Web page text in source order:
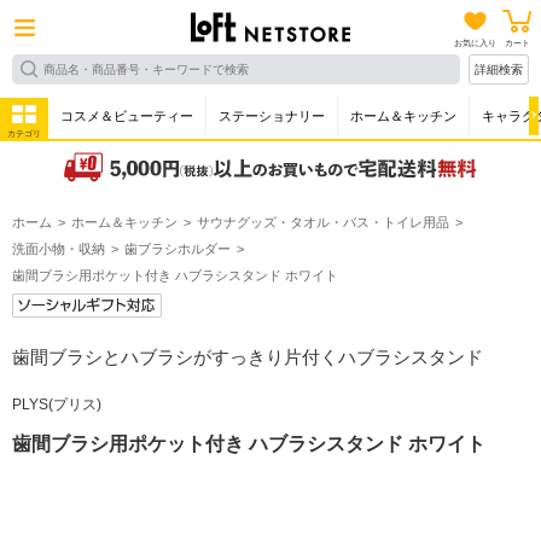
お気に入り カート
詳細検索
カテゴリ
コスメ＆ビューティー ステーショナリー ホーム＆キッチン キャラク
ホーム ホーム＆キッチン
サウナグッズ・タオル・バス・トイレ用品
洗面小物・収納
歯ブラシホルダー
歯間ブラシ用ポケット付き ハブラシスタンド ホワイト
歯間ブラシとハブラシがすっきり片付くハブラシスタンド
PLYS(プリス)
歯間ブラシ用ポケット付き ハブラシスタンド ホワイト